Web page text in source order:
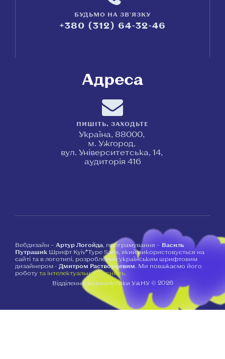
БУДЬМО НА ЗВ'ЯЗКУ
+380 (312) 64-32-46
Адреса
ПИШІТЬ, ЗАХОДЬТЕ
Україна, 88000,
м. Ужгород,
вул. Університетська, 14,
аудиторія 416
Вебдизайн – Артур Логойда, програмування – Василь
Путрашик Шрифт Kyiv*Type Sans, який використовується на
сайті та в логотипі, розроблений українським шрифтовим
дизайнером - Дмитром Растворцевим. Ми поважаємо його
роботу та інтелектуальну власність.
Відділення журналістики УжНУ © 2026